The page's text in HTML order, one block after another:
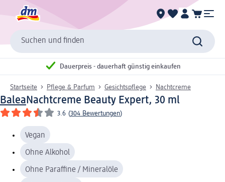
Suchen und finden
Dauerpreis - dauerhaft günstig einkaufen
Startseite Pflege & Parfum Gesichtspflege Nachtcreme
BaleaNachtcreme Beauty Expert, 30 ml
3.6 (304 Bewertungen)
Vegan
Ohne Alkohol
Ohne Paraffine / Mineralöle